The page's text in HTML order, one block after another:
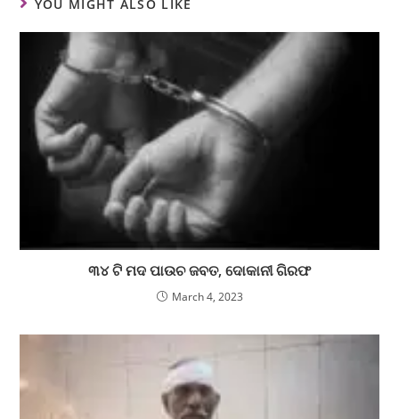
YOU MIGHT ALSO LIKE
୩୪ ଟି ମଦ ପାଉଚ ଜବତ, ଦୋକାନୀ ଗିରଫ
March 4, 2023